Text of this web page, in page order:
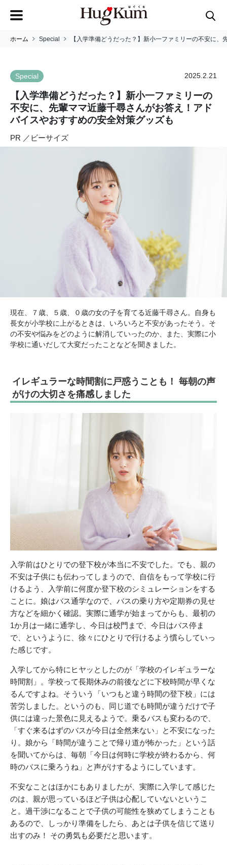
ホーム Special 【入学準備どうだった？】新小一ファミリーの不安に
Special 2025.2.21
【入学準備どうだった？】新小一ファミリーの
不安に、先輩ママ近藤千尋さんがお答え！アド
バイスやおすすめの安全対策グッズも
PR ／ビーサイズ
現在、７歳、５歳、０歳の女の子を育てる近藤千尋さん。自身も
長女が小学校に上がるときは、いろいろと不安があったそう。そ
の不安や悩みをどのように解消していったのか、また、実際に小
学校に通いだして大変だったことなどを聞きました。
イレギュラーな時間割に戸惑うことも！ 毎朝の声
がけの大切さを痛感しました
入学前はひとりでの登下校が本当に不安でした。でも、親の
不安は子供にも伝わってしまうので、自信をもって学校に行
けるよう、入学前に何度か登下校のシミュレーションをする
ことに。娘はバス通学なので、バスの乗り方や定期券の見せ
方などを細かく確認。実際に通学が始まってからも、最初の
1か月は一緒に通学し、今日は校門まで、今日はバス停ま
で、というように、徐々にひとりで行けるよう慣らしていっ
た感じです。
入学してから特にヒヤッとしたのが「学校のイレギュラーな
時間割」。学校って長期休みの前後などに下校時間が早くな
るんですよね。そういう「いつもと違う時間の登下校」には
苦労しました。というのも、同じ道でも時間が違うだけで子
供には違った景色に見えるようで。乗るバスも変わるので、
「すぐ来るはずのバスが今日は全然来ない」と不安になった
り。娘から「時間が違うことで帰り道が怖かった」という話
を聞いてからは、毎朝「今日は何時に学校が終わるから、何
時のバスに乗ろうね」と声がけするようにしています。
不安なことはほかにもありましたが、実際に入学して感じた
のは、親が思っているほど子供は心配していないというこ
と。過干渉になることで子供の可能性を狭めてしまうことも
あるので、しっかり準備をしたら、あとは子供を信じて送り
出すのみ！ その勇気も必要だと思います。